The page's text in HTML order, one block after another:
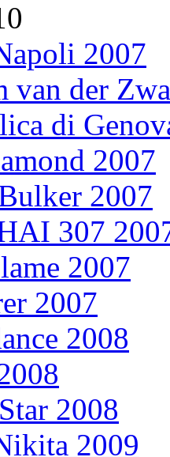
2007
van der
di
2007
2007
307
2007
2007
2008
2008
2009